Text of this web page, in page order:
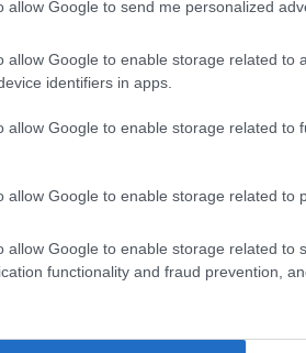
allow Google to send me personalized
allow Google to enable storage related to
identifiers in apps.
allow Google to enable storage related to
allow Google to enable storage related to
allow Google to enable storage related to
functionality and fraud prevention,
dovuto a cause esterne», il
un suicidio, e ancora
magistrato di turno o del
di altezza non è stata ancora
non sono certo i droni a